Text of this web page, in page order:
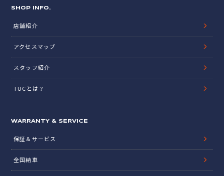
SHOP INFO.
店舗紹介
アクセスマップ
スタッフ紹介
TUCとは？
WARRANTY & SERVICE
保証＆サービス
全国納車